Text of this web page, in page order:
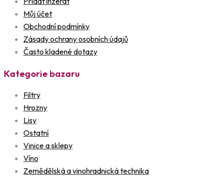
Můj účet
Obchodní podmínky
Zásady ochrany osobních údajů
Často kladené dotazy
Kategorie bazaru
Filtry
Hrozny
Lisy
Ostatní
Vinice a sklepy
Víno
Zemědělská a vinohradnická technika